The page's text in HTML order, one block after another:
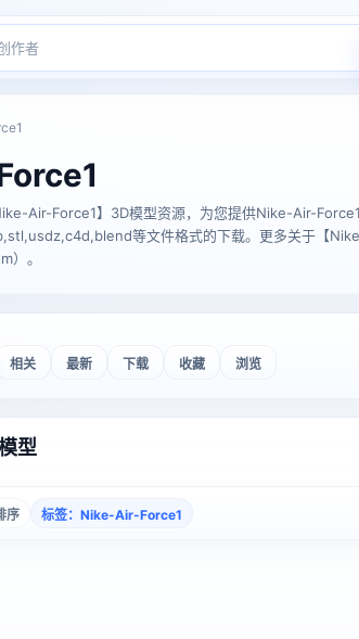
Air-Force1】3D模型资源，为您提供Nike-Air-
等文件格式的下载。更多关于【
）。
相关 最新 下载 收藏 浏览
型
序 标签：Nike-Air-Force1